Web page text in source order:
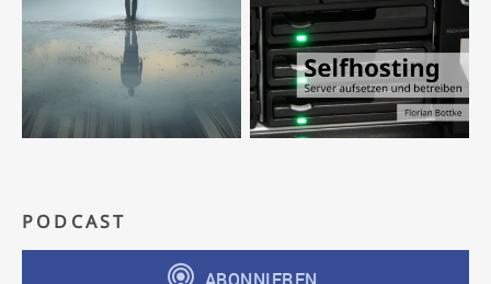
PODCAST